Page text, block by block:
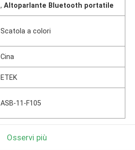
,Altoparlante Bluetooth portatile
Scatola a colori
Cina
ETEK
ASB-11-F105
Osservi più